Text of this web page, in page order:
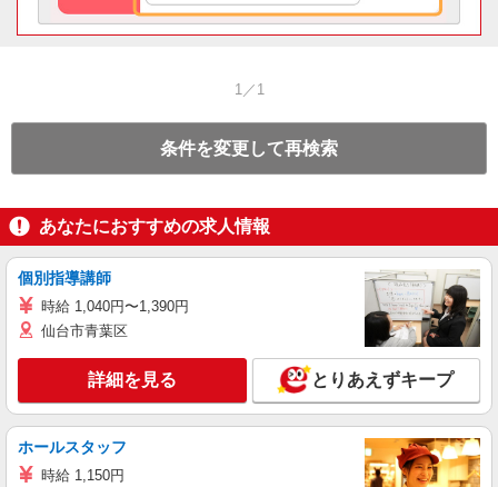
1／1
条件を変更して再検索
あなたにおすすめの求人情報
個別指導講師
時給 1,040円〜1,390円
仙台市青葉区
詳細を見る とりあえずキープ
ホールスタッフ
時給 1,150円